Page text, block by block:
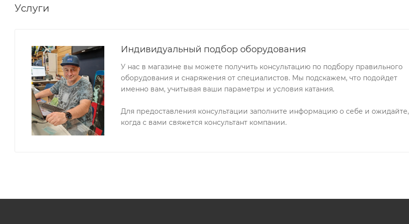
Услуги
Индивидуальный подбор оборудования
У нас в магазине вы можете получить консультацию по подбору правильного
оборудования и снаряжения от специалистов. Мы подскажем, что подойдет
именно вам, учитывая ваши параметры и условия катания.
Для предоставления консультации заполните информацию о себе и ожидайте,
когда с вами свяжется консультант компании.